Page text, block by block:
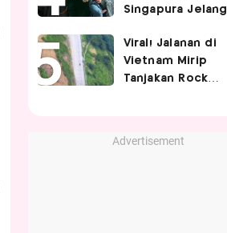
Singapura Jelang
AFF 2026, Siapa
Paling Curi
Perhatian?
Viral! Jalanan di
Vietnam Mirip
Tanjakan Rock
Advertisement